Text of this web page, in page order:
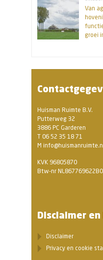
Van
groei
Huisman Ruimte B.V.
Putterweg 32
3886 PC Garderen
T 06 52 35 18 71
M
KVK 96805870
Btw-nr
Disclaimer
Disclaimer
Privacy en cookie